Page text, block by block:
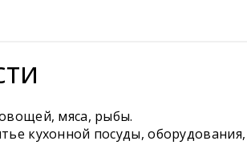
мяса, рыбы.
кухонной посуды,